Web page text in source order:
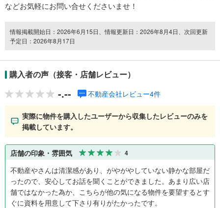
などお気軽にお問い合せくださいませ！
情報掲載開始日：2026年6月15日、情報更新日：2026年8月4日、次回更新
予定日：2026年8月17日
購入者の声（接客・店舗レビュー）
-.-- 不動産会社レビュー4件
実際に物件を購入したユーザーから収集したレビューのみを
掲載しています。
店舗の印象・雰囲気 4
不動産やさんは清潔感があり、がやがやしていない静かな部屋だ
ったので、安心してお話を聞くことができました。あまり広い店
舗ではなかった為か、こちらが他の気になる物件を要望するとす
ぐに資料を用意して下さり有りがたかったです。